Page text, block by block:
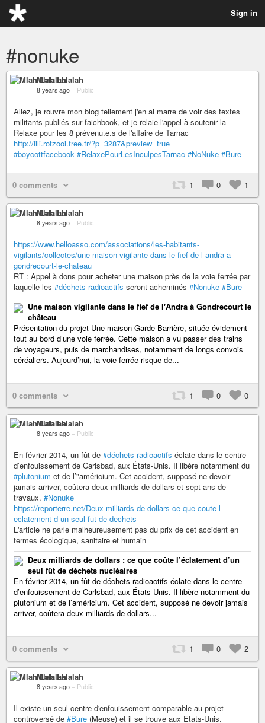
Sign in
#nonuke
Mlah Lalalah
8 years ago – Public
Allez, je rouvre mon blog tellement j'en ai marre de voir des textes
militants publiés sur faichbook, et je relaie l'appel à soutenir la
Relaxe pour les 8 prévenu.e.s de l'affaire de Tarnac
http://lili.rotzooi.free.fr/?p=3287&preview=true
#boycottfacebook #RelaxePourLesInculpesTarnac #NoNuke #Bure
0 comments 1 0 1
Mlah Lalalah
8 years ago – Public
https://www.helloasso.com/associations/les-habitants-
vigilants/collectes/une-maison-vigilante-dans-le-fief-de-l-andra-a-
gondrecourt-le-chateau
RT : Appel à dons pour acheter une maison près de la voie ferrée par
laquelle les #déchets-radioactifs seront acheminés #Nonuke #Bure
Une maison vigilante dans le fief de l'Andra à Gondrecourt le
château
Présentation du projet Une maison Garde Barrière, située évidement
tout au bord d’une voie ferrée. Cette maison a vu passer des trains
de voyageurs, puis de marchandises, notamment de longs convois
céréaliers. Aujourd’hui, la voie ferrée risque de...
0 comments 1 0 0
Mlah Lalalah
8 years ago – Public
En février 2014, un fût de #déchets-radioactifs éclate dans le centre
d’enfouissement de Carlsbad, aux États-Unis. Il libère notamment du
#plutonium et de l’"américium. Cet accident, supposé ne devoir
jamais arriver, coûtera deux milliards de dollars et sept ans de
travaux. #Nonuke
https://reporterre.net/Deux-milliards-de-dollars-ce-que-coute-l-
eclatement-d-un-seul-fut-de-dechets
L'article ne parle malheureusement pas du prix de cet accident en
termes écologique, sanitaire et humain
Deux milliards de dollars : ce que coûte l’éclatement d’un
seul fût de déchets nucléaires
En février 2014, un fût de déchets radioactifs éclate dans le centre
d’enfouissement de Carlsbad, aux États-Unis. Il libère notamment du
plutonium et de l’américium. Cet accident, supposé ne devoir jamais
arriver, coûtera deux milliards de dollars...
0 comments 1 0 2
Mlah Lalalah
8 years ago – Public
Il existe un seul centre d'enfouissement comparable au projet
controversé de #Bure (Meuse) et il se trouve aux Etats-Unis.